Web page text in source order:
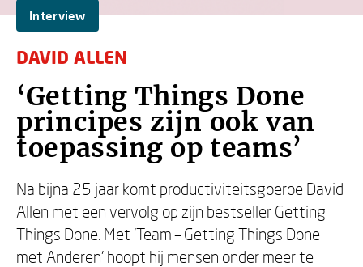
Interview
DAVID ALLEN
‘Getting Things Done
principes zijn ook van
toepassing op teams’
Na bijna 25 jaar komt productiviteitsgoeroe David
Allen met een vervolg op zijn bestseller Getting
Things Done. Met ‘Team – Getting Things Done
met Anderen’ hoopt hij mensen onder meer te